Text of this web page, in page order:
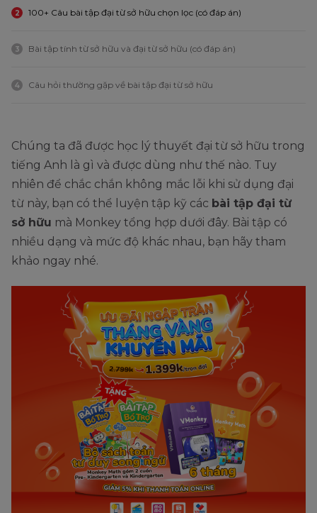
2 100+ Câu bài tập đại từ sở hữu chọn lọc (có đáp án)
3 Bài tập tính từ sở hữu và đại từ sở hữu (có đáp án)
4 Câu hỏi thường gặp về bài tập đại từ sở hữu
Chúng ta đã được học lý thuyết đại từ sở hữu trong
tiếng Anh là gì và được dùng như thế nào. Tuy
nhiên để chắc chắn không mắc lỗi khi sử dụng đại
từ này, bạn có thể luyện tập kỹ các bài tập đại từ
sở hữu mà Monkey tổng hợp dưới đây. Bài tập có
nhiều dạng và mức độ khác nhau, bạn hãy tham
khảo ngay nhé.